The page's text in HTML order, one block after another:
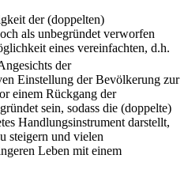
der (doppelten)
als unbegründet verworfen
eines vereinfachten, d.h.
der
Einstellung der Bevölkerung zur
einem Rückgang der
sein, sodass die (doppelte)
Handlungsinstrument darstellt,
steigern und vielen
Leben mit einem